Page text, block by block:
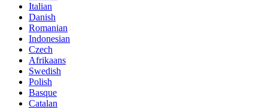
Italian
Danish
Romanian
Indonesian
Czech
Afrikaans
Swedish
Polish
Basque
Catalan